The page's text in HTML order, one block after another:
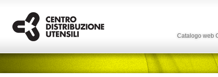
Catalogo web